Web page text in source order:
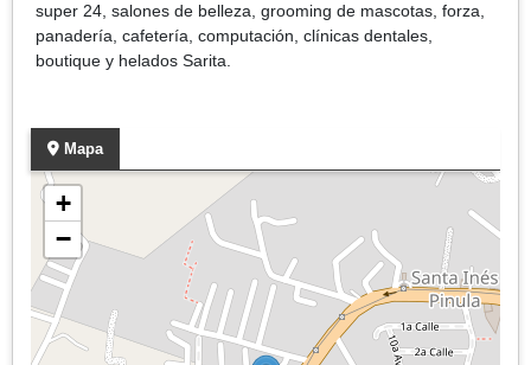
super 24, salones de belleza, grooming de mascotas, forza,
panadería, cafetería, computación, clínicas dentales,
boutique y helados Sarita.
Mapa
+
−